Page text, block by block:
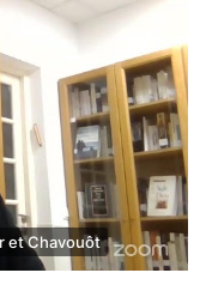
et Chavouôt